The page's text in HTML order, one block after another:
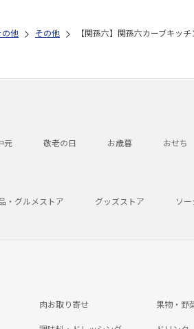
の他 その他 【関孫六】関孫六カーブキッ
元 敬老の日 お歳暮 おせち
・グルメストア グッズストア ソ
肉お取り寄せ 果物・野